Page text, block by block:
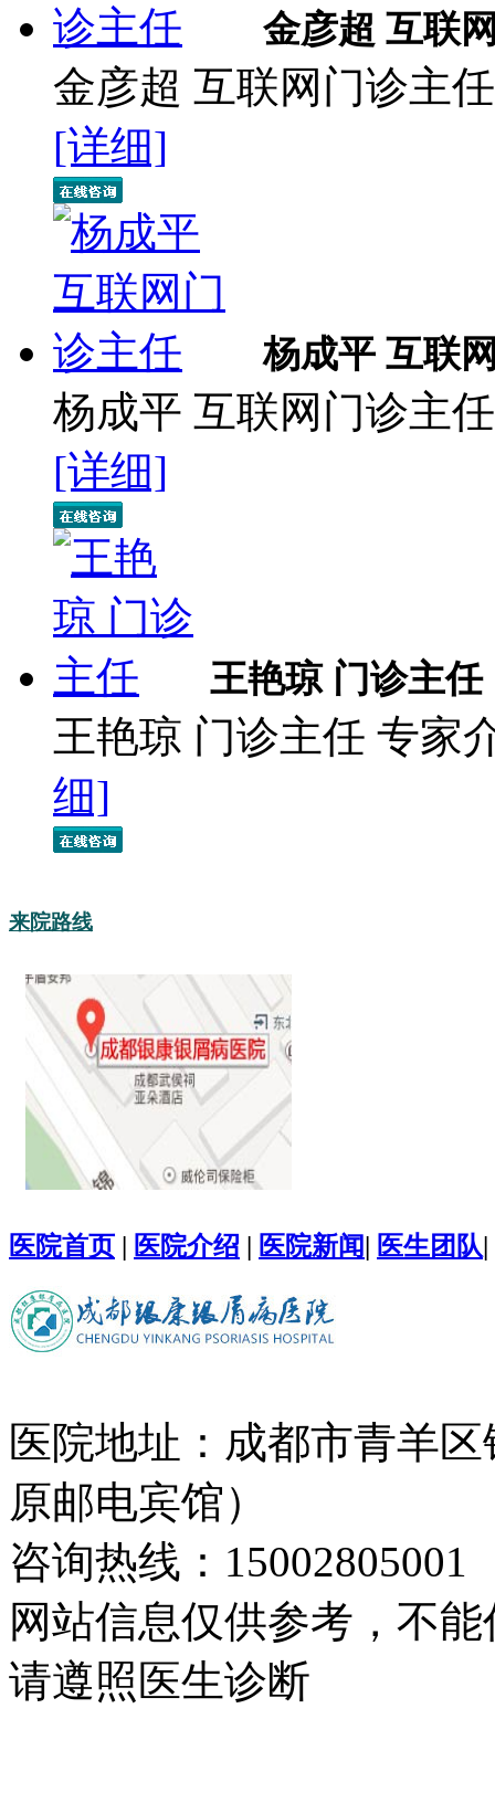
金彦超 互联
金彦超 互联网门诊主
[详细]
杨成平 互联
杨成平 互联网门诊主
[详细]
王艳琼 门诊主任
王艳琼 门诊主任 专家
细]
来院路线
医院首页 | 医院介绍 | 医院新闻| 医生团队|
医院地址：成都市青羊
原邮电宾馆）
咨询热线：15002805001
网站信息仅供参考，不
请遵照医生诊断